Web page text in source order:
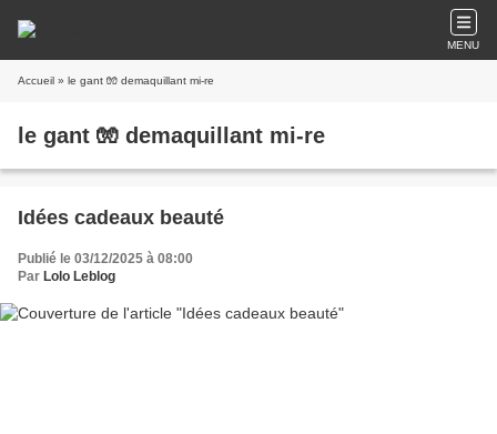
MENU
Accueil » le gant 🧤 demaquillant mi-re
le gant 🧤 demaquillant mi-re
Idées cadeaux beauté
Publié le 03/12/2025 à 08:00
Par Lolo Leblog